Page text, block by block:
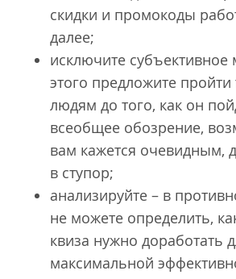
скидки и промокоды
далее;
исключите субъективное
этого предложите
людям до того, как он
всеобщее обозрение,
вам кажется очевидным,
в ступор;
анализируйте – в
не можете определить,
квиза нужно доработать
максимальной